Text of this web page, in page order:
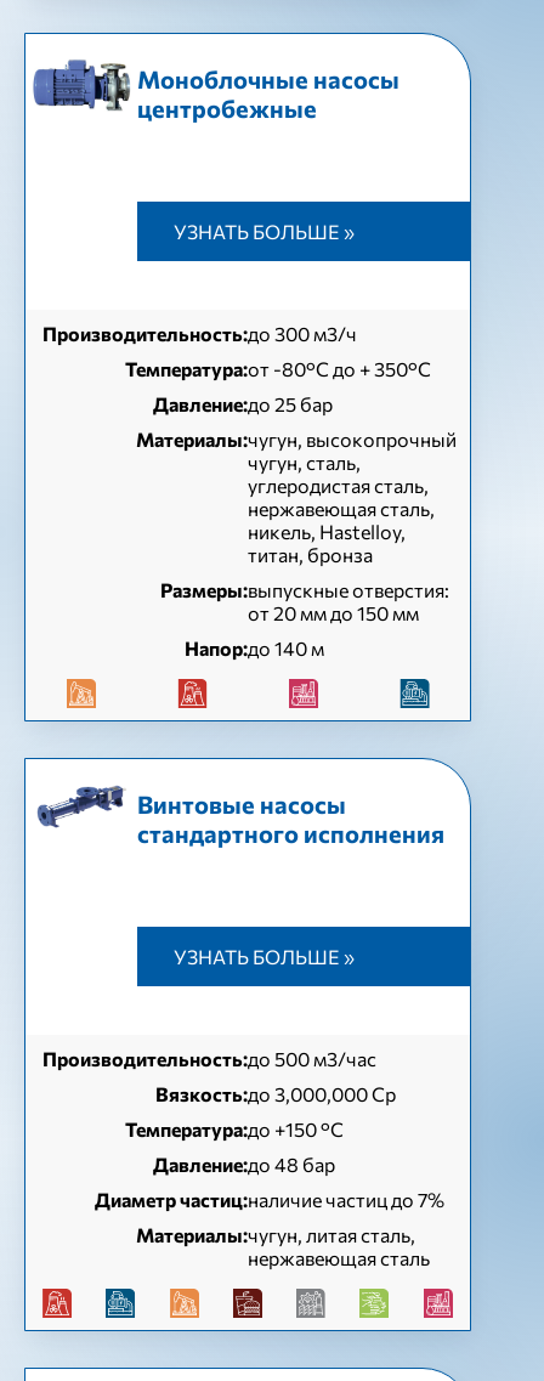
Моноблочные насосы
центробежные
УЗНАТЬ БОЛЬШЕ »
Производительность:до 300 м3/ч
Температура:от -80°C до + 350°C
Давление:до 25 бар
Материалы:чугун, высокопрочный
чугун, сталь,
углеродистая сталь,
нержавеющая сталь,
никель, Hastelloy,
титан, бронза
Размеры:выпускные отверстия:
от 20 мм до 150 мм
Напор:до 140 м
Винтовые насосы
стандартного исполнения
УЗНАТЬ БОЛЬШЕ »
Производительность:до 500 м3/час
Вязкость:до 3,000,000 Cp
Температура:до +150 °C
Давление:до 48 бар
Диаметр частиц:наличие частиц до 7%
Материалы:чугун, литая сталь,
нержавеющая сталь